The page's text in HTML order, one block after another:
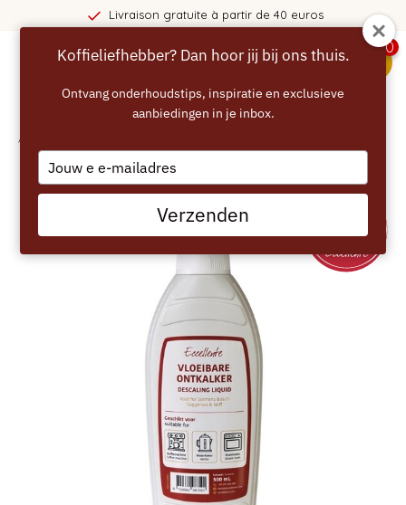
Livraison gratuite à partir de 40 euros
0
Accueil
Koffieliefhebber? Dan hoor jij bij ons thuis.
Ontvang onderhoudstips, inspiratie en exclusieve
aanbiedingen in je inbox.
Type
your
email
Verzenden